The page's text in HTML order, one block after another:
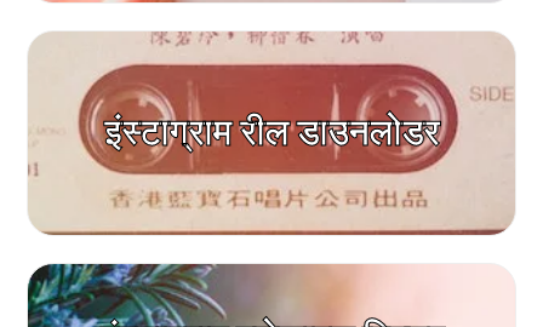
इंस्टाग्राम रील डाउनलोडर